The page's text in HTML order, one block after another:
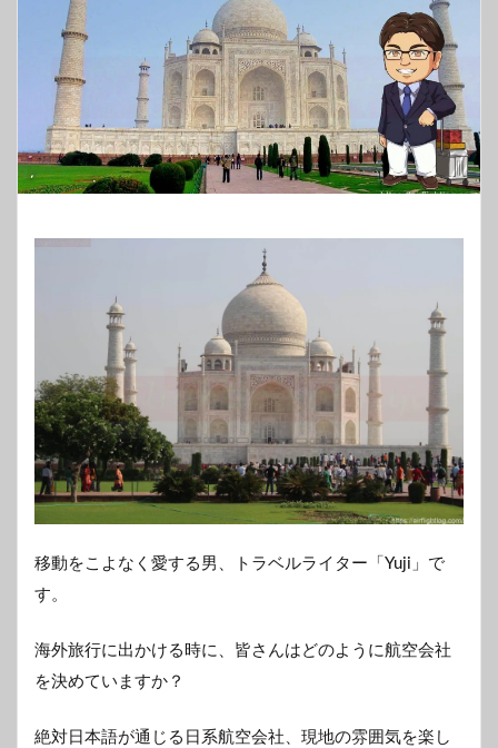
移動をこよなく愛する男、トラベルライター「Yuji」で
す。
海外旅行に出かける時に、皆さんはどのように航空会社
を決めていますか？
絶対日本語が通じる日系航空会社、現地の雰囲気を楽し